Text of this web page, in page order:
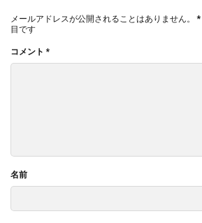
メールアドレスが公開されることはありません。 *
目です
コメント *
名前